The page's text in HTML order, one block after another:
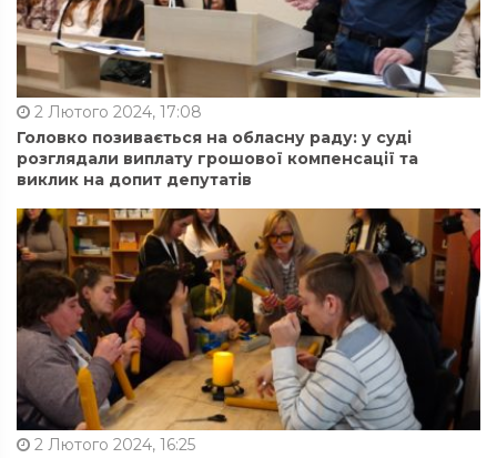
2 Лютого 2024, 17:08
Головко позивається на обласну раду: у суді
розглядали виплату грошової компенсації та
виклик на допит депутатів
2 Лютого 2024, 16:25